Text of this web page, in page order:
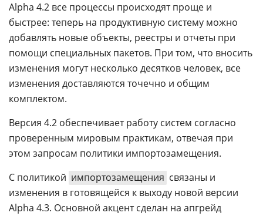
Alpha 4.2 все процессы происходят проще и
быстрее: теперь на продуктивную систему можно
добавлять новые объекты, реестры и отчеты при
помощи специальных пакетов. При том, что вносить
изменения могут несколько десятков человек, все
изменения доставляются точечно и общим
комплектом.
Версия 4.2 обеспечивает работу систем согласно
проверенным мировым практикам, отвечая при
этом запросам политики импортозамещения.
С политикой импортозамещения связаны и
изменения в готовящейся к выходу новой версии
Alpha 4.3. Основной акцент сделан на апгрейд